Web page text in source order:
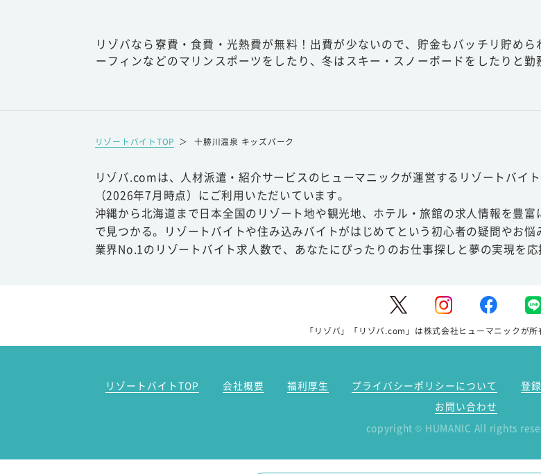
リゾバなら寮費・食費・光熱費が無料！出費が少ないので、貯金もバッチリ貯め
ーフィンなどのマリンスポーツをしたり、冬はスキー・スノーボードをしたりと勤
リゾートバイトTOP ＞ 十勝川温泉 キッズパーク
リゾバ.comは、人材派遣・紹介サービスのヒューマニックが運営するリゾートバイ
（2026年7月時点）にご利用いただいています。
沖縄から北海道まで日本全国のリゾート地や観光地、ホテル・旅館の求人情報を豊
で見つかる。リゾートバイトや住み込みバイトがはじめてという初心者の疑問やお
業界No.1のリゾートバイト求人数で、あなたにぴったりのお仕事探しと夢の実現を応
「リゾバ」「リゾバ.com」は株式会社ヒューマニックが所
リゾートバイトTOP 会社概要 福利厚生 プライバシーポリシーについて 登
お問い合わせ
copyright © HUMANIC All rights